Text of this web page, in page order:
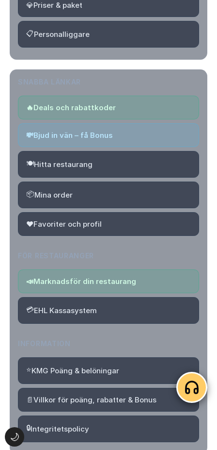
🌙
💎Priser & paket
📋Personalliggare
🔥Deals och rabattkoder
💸Bjud in vän – få Bonus
🍽️Hitta restaurang
📦Mina order
❤️Favoriter och profil
📣Marknadsför din restaurang
💳EHL Kassasystem
⭐KMG Poäng & belöningar
📄Villkor för poäng, rabatter & Bonus
🔒Integritetspolicy